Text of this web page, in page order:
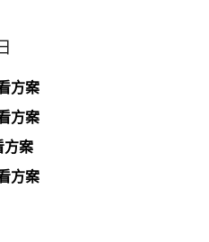
方案
方案
案
方案